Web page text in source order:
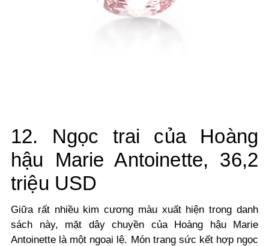
12. Ngọc trai của Hoàng
hậu Marie Antoinette, 36,2
triệu USD
Giữa rất nhiều kim cương màu xuất hiện trong danh
sách này, mặt dây chuyền của Hoàng hậu Marie
Antoinette là một ngoại lệ. Món trang sức kết hợp ngọc